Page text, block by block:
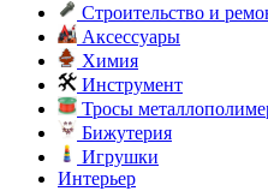
Строительство и
Аксессуары
Химия
Инструмент
Тросы
Бижутерия
Игрушки
Интерьер